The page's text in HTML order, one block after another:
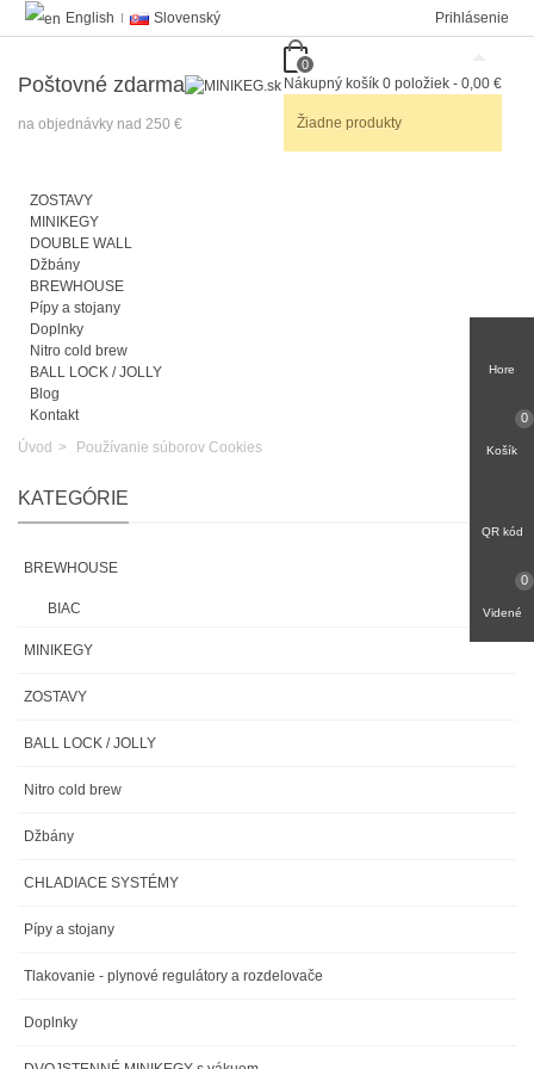
English Slovenský Prihlásenie
Poštovné zdarma
na objednávky nad 250 €
0
Nákupný košík 0 položiek - 0,00 €
Žiadne produkty
ZOSTAVY
MINIKEGY
DOUBLE WALL
Džbány
BREWHOUSE
Pípy a stojany
Doplnky
Nitro cold brew
BALL LOCK / JOLLY
Blog
Kontakt
Úvod > Používanie súborov Cookies
KATEGÓRIE
BREWHOUSE
BIAC
MINIKEGY
ZOSTAVY
BALL LOCK / JOLLY
Nitro cold brew
Džbány
CHLADIACE SYSTÉMY
Pípy a stojany
Tlakovanie - plynové regulátory a rozdelovače
Doplnky
Hore
Košík
0
QR kód
Videné
0